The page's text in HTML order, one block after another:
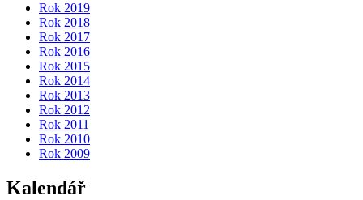
Rok 2019
Rok 2018
Rok 2017
Rok 2016
Rok 2015
Rok 2014
Rok 2013
Rok 2012
Rok 2011
Rok 2010
Rok 2009
Kalendář